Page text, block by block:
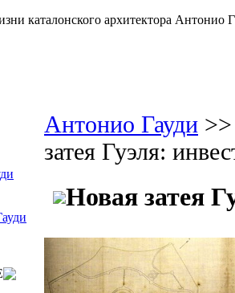
каталонского архитектора Антонио
Антонио Гауди
затея Гуэля:
Новая затея